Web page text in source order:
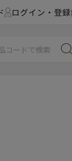
ログイン・登録